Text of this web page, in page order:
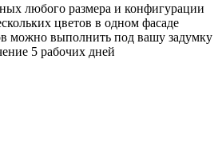
любого размера и конфигурации
цветов в одном фасаде
можно выполнить под вашу задумку
5 рабочих дней